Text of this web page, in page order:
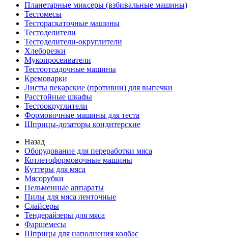
Планетарные миксеры (взбивальные машины)
Тестомесы
Тестораскаточные машины
Тестоделители
Тестоделители-округлители
Хлеборезки
Мукопросеиватели
Тестоотсадочные машины
Кремоварки
Листы пекарские (противни) для выпечки
Расстойные шкафы
Тестоокруглители
Формовочные машины для теста
Шприцы-дозаторы кондитерские
Назад
Оборудование для переработки мяса
Котлетоформовочные машины
Куттеры для мяса
Мясорубки
Пельменные аппараты
Пилы для мяса ленточные
Слайсеры
Тендерайзеры для мяса
Фаршемесы
Шприцы для наполнения колбас